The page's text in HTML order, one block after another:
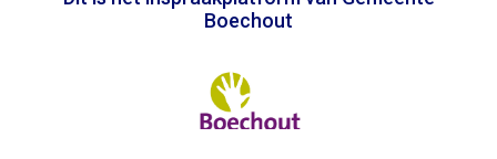
Boechout